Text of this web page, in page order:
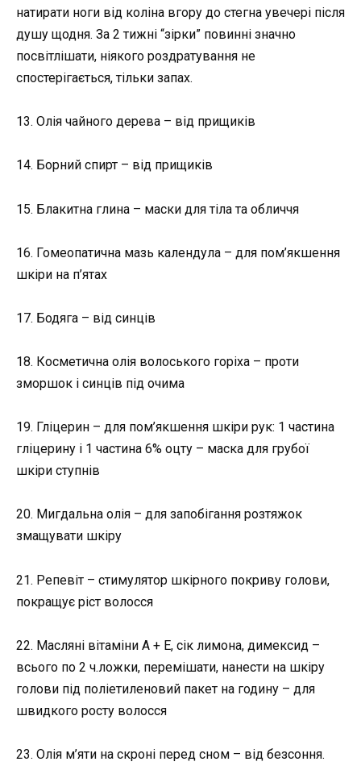
натирати ноги від коліна вгору до стегна увечері після
душу щодня. За 2 тижні “зірки” повинні значно
посвітлішати, ніякого роздратування не
спостерігається, тільки запах.
13. Олія чайного дерева – від прищиків
14. Борний спирт – від прищиків
15. Блакитна глина – маски для тіла та обличчя
16. Гомеопатична мазь календула – для пом’якшення
шкіри на п’ятах
17. Бодяга – від синців
18. Косметична олія волоського горіха – проти
зморшок і синців під очима
19. Гліцерин – для пом’якшення шкіри рук: 1 частина
гліцерину і 1 частина 6% оцту – маска для грубої
шкіри ступнів
20. Мигдальна олія – для запобігання розтяжок
змащувати шкіру
21. Репевіт – стимулятор шкірного покриву голови,
покращує ріст волосся
22. Масляні вітаміни А + Е, сік лимона, димексид –
всього по 2 ч.ложки, перемішати, нанести на шкіру
голови під поліетиленовий пакет на годину – для
швидкого росту волосся
23. Олія м’яти на скроні перед сном – від безсоння.